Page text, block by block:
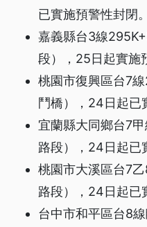
已實施預警性封閉。
嘉義縣台3線
段），25日起實施
桃園市復興區台7
鬥橋），24日起已
宜蘭縣大同鄉台7
路段），24日起已
桃園市大溪區台7
路段），24日起已
台中市和平區台8